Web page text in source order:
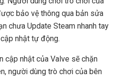
bảo vệ thông qua bản sửa
chưa Update Steam nhanh tay
nhật tự động.
cập nhật của Valve sẽ chặn
người dùng trò chơi của bên